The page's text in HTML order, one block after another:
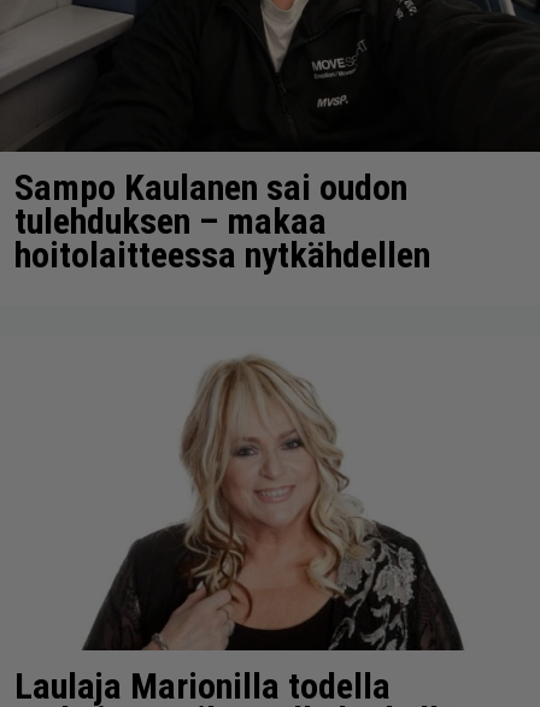
Sampo Kaulanen sai oudon
tulehduksen – makaa
hoitolaitteessa nytkähdellen
Laulaja Marionilla todella